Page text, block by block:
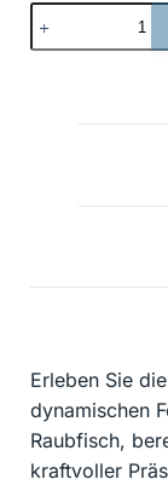
-
Menge
Erleben Sie
dynamischen
Raubfisch,
kraftvoller